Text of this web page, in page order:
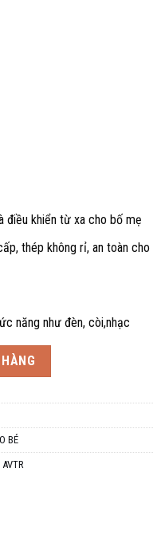
điều khiển từ xa cho bố mẹ
thép không rỉ, an toàn cho
năng như đèn, còi,nhạc
CCT 8808 siêu đẳng cấp,
BÉ